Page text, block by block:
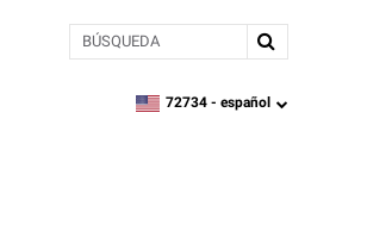
BÚSQUEDA
zipcode,language
72734 - español